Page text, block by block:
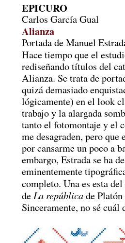
EPICURO
Carlos García Gual
Alianza
Portada de Manuel
Hace tiempo que el
rediseñando títulos del
Alianza. Se trata de
quizá demasiado
lógicamente) en el look
trabajo y la alargada
tanto el fotomontaje y el
me desagraden, pero que
por cansarme un poco a
embargo, Estrada se ha
eminentemente
completo. Una es esta del
de La repúblicade Platón
Sinceramente, no sé cuál